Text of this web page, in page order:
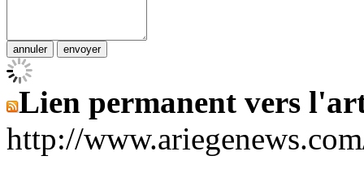
Lien permanent vers
http://